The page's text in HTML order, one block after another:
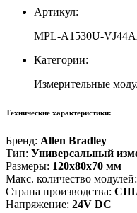
Артикул:
MPL-A1530U-
Категории:
Измерительные
Технические характеристики:
Бренд: Allen Bradley
Тип: Универсальный
Размеры: 120x80x70 мм
Макс. количество модулей:
Страна производства:
Напряжение: 24V DC